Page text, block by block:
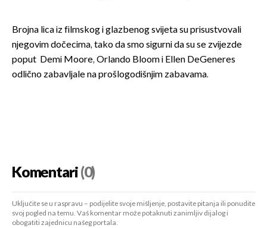
Brojna lica iz filmskog i glazbenog svijeta su prisustvovali
njegovim dočecima, tako da smo sigurni da su se zvijezde
poput Demi Moore, Orlando Bloom i Ellen DeGeneres
odlično zabavljale na prošlogodišnjim zabavama.
Komentari(0)
Uključite se u raspravu – podijelite svoje mišljenje, postavite pitanja ili ponudite
svoj pogled na temu. Vaš komentar može potaknuti zanimljiv dijalog i
obogatiti zajednicu našeg portala.